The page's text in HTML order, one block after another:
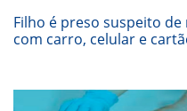
Filho é preso suspeito
com carro, celular e